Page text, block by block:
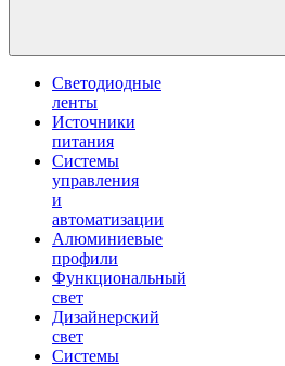
Светодиодные
ленты
Источники
питания
Системы
управления
и
автоматизации
Алюминиевые
профили
Функциональный
свет
Дизайнерский
свет
Системы